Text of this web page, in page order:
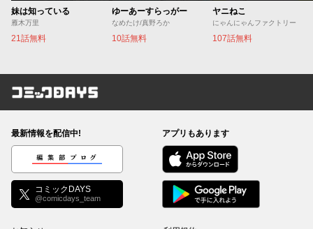
妹は知っている
雁木万里
21話無料
ゆーあーすらっがー
なめたけ/真野ろか
10話無料
ヤニねこ
にゃんにゃんファクトリー
107話無料
コミックDAYS
最新情報を配信中!
編集部ブログ
コミックDAYS
@comicdays_team
アプリもあります